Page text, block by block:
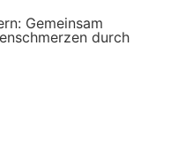
Gemeinsam
durch